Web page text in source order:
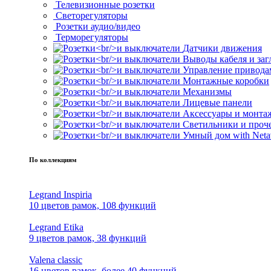
Телевизионные розетки
Светорегуляторы
Розетки аудио/видео
Терморегуляторы
Датчики движения
Выводы кабеля и
Управление
Монтажные коробки
Механизмы
Лицевые панели
Аксессуары и
Светильники и
Умный дом with
По коллекциям
Legrand Inspiria
10 цветов рамок, 108 функций
Legrand Etika
9 цветов рамок, 38 функций
Valena classic